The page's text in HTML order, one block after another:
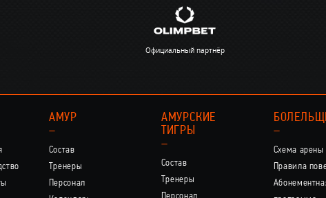
Официальный партнёр
АМУР
–
Состав
Тренеры
Персонал
АМУРСКИЕ
ТИГРЫ
–
Состав
Тренеры
–
Схема арены
Правила